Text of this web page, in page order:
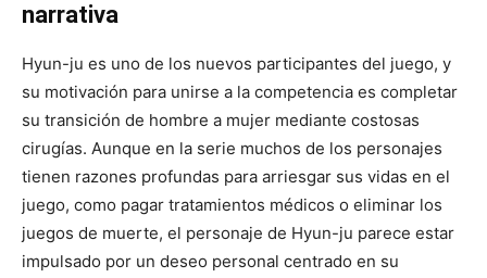
narrativa
Hyun-ju es uno de los nuevos participantes del juego, y
su motivación para unirse a la competencia es completar
su transición de hombre a mujer mediante costosas
cirugías. Aunque en la serie muchos de los personajes
tienen razones profundas para arriesgar sus vidas en el
juego, como pagar tratamientos médicos o eliminar los
juegos de muerte, el personaje de Hyun-ju parece estar
impulsado por un deseo personal centrado en su